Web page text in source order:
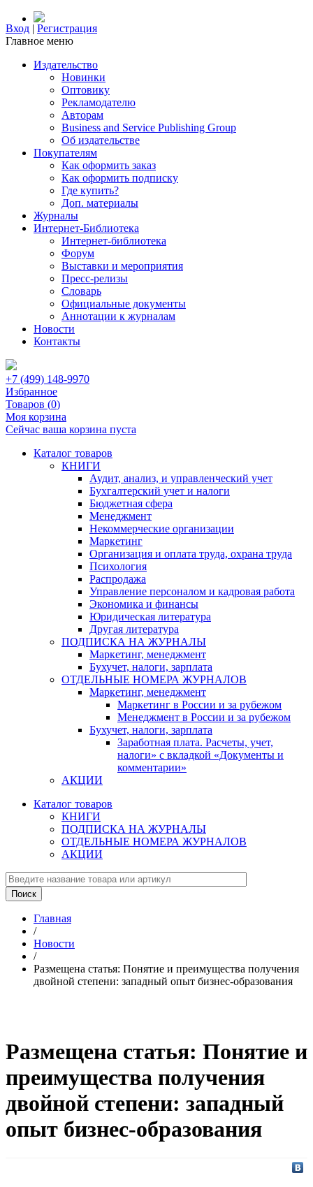
Вход | Регистрация
Главное меню
Издательство
Новинки
Оптовику
Рекламодателю
Авторам
Business and Service Publishing Group
Об издательстве
Покупателям
Как оформить заказ
Как оформить подписку
Где купить?
Доп. материалы
Журналы
Интернет-Библиотека
Интернет-библиотека
Форум
Выставки и мероприятия
Пресс-релизы
Словарь
Официальные документы
Аннотации к журналам
Новости
Контакты
+7 (499) 148-9970
Избранное
Товаров (0)
Моя корзина
Сейчас ваша корзина пуста
Каталог товаров
КНИГИ
Аудит, анализ, и управленческий учет
Бухгалтерский учет и налоги
Бюджетная сфера
Менеджмент
Некоммерческие организации
Маркетинг
Организация и оплата труда, охрана труда
Психология
Распродажа
Управление персоналом и кадровая работа
Экономика и финансы
Юридическая литература
Другая литература
ПОДПИСКА НА ЖУРНАЛЫ
Маркетинг, менеджмент
Бухучет, налоги, зарплата
ОТДЕЛЬНЫЕ НОМЕРА ЖУРНАЛОВ
Маркетинг, менеджмент
Маркетинг в России и за рубежом
Менеджмент в России и за рубежом
Бухучет, налоги, зарплата
Заработная плата. Расчеты, учет,
налоги» с вкладкой «Документы и
комментарии»
АКЦИИ
Каталог товаров
КНИГИ
ПОДПИСКА НА ЖУРНАЛЫ
ОТДЕЛЬНЫЕ НОМЕРА ЖУРНАЛОВ
АКЦИИ
Главная
/
Новости
/
Размещена статья: Понятие и преимущества получения
двойной степени: западный опыт бизнес-образования
Размещена статья: Понятие и
преимущества получения
двойной степени: западный
опыт бизнес-образования